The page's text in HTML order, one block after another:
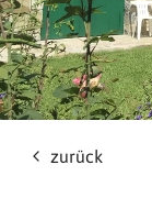
zurück